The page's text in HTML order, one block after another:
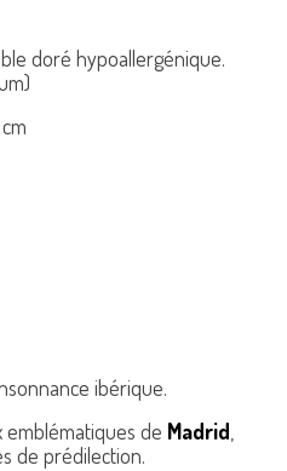
doré hypoallergénique.
ibérique.
emblématiques de Madrid
de prédilection.